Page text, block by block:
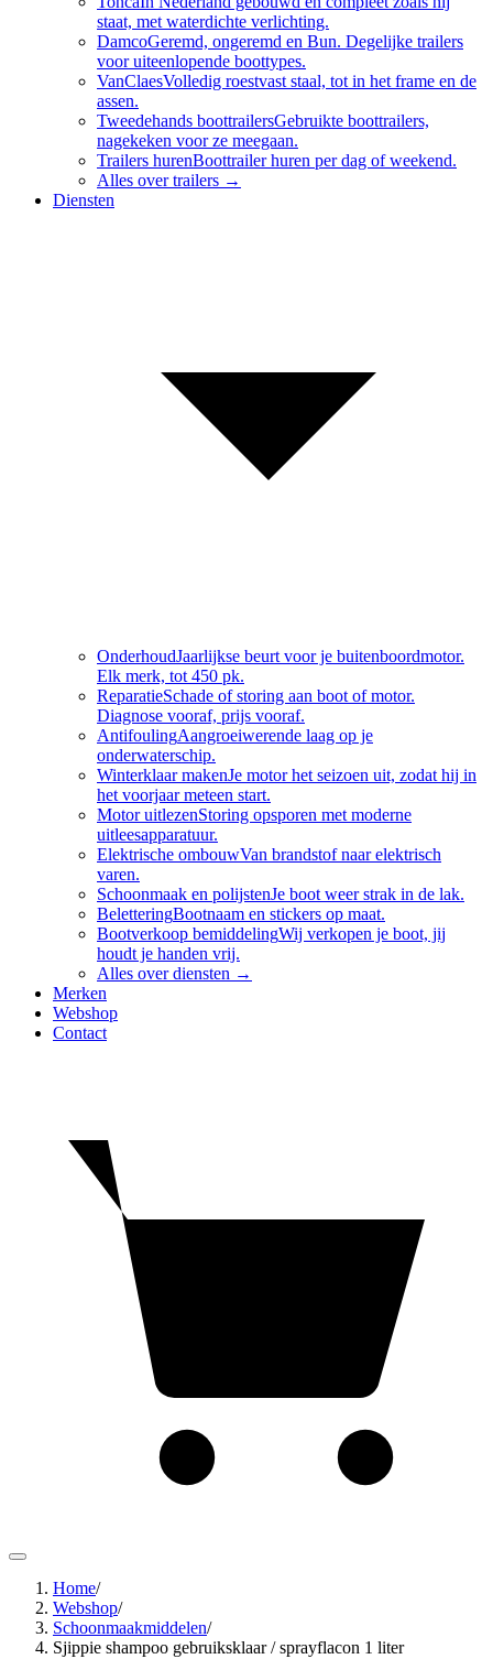
staat, met waterdichte verlichting.
DamcoGeremd, ongeremd en Bun. Degelijke trailers
voor uiteenlopende boottypes.
VanClaesVolledig roestvast staal, tot in het frame en de
assen.
Tweedehands boottrailersGebruikte boottrailers,
nagekeken voor ze meegaan.
Trailers hurenBoottrailer huren per dag of weekend.
Alles overtrailers →
Diensten
OnderhoudJaarlijkse beurt voor je buitenboordmotor.
Elk merk, tot 450 pk.
ReparatieSchade of storing aan boot of motor.
Diagnose vooraf, prijs vooraf.
AntifoulingAangroeiwerende laag op je
onderwaterschip.
Winterklaar makenJe motor het seizoen uit, zodat hij in
het voorjaar meteen start.
Motor uitlezenStoring opsporen met moderne
uitleesapparatuur.
Elektrische ombouwVan brandstof naar elektrisch
varen.
Schoonmaak en polijstenJe boot weer strak in de lak.
BeletteringBootnaam en stickers op maat.
Bootverkoop bemiddelingWij verkopen je boot, jij
houdt je handen vrij.
Alles overdiensten →
Merken
Webshop
Contact
Home/
Webshop/
Schoonmaakmiddelen/
Sjippie shampoo gebruiksklaar / sprayflacon 1 liter